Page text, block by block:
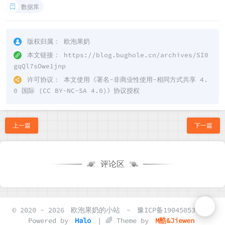
数据库
版权归属：
欧泡果奶
本文链接：
https://blog.bughole.cn/archives/SI0
gqQl7sOwe1jnp
许可协议：
本文使用《署名-非商业性使用-相同方式共享 4.
0 国际 (CC BY-NC-SA 4.0) 》协议授权
上一篇 下一篇
评论区
© 2020 - 2026 欧泡果奶的小站 -
豫ICP备19045053号-2
Powered by
Halo | 🌈 Theme by M酷&Jiewen